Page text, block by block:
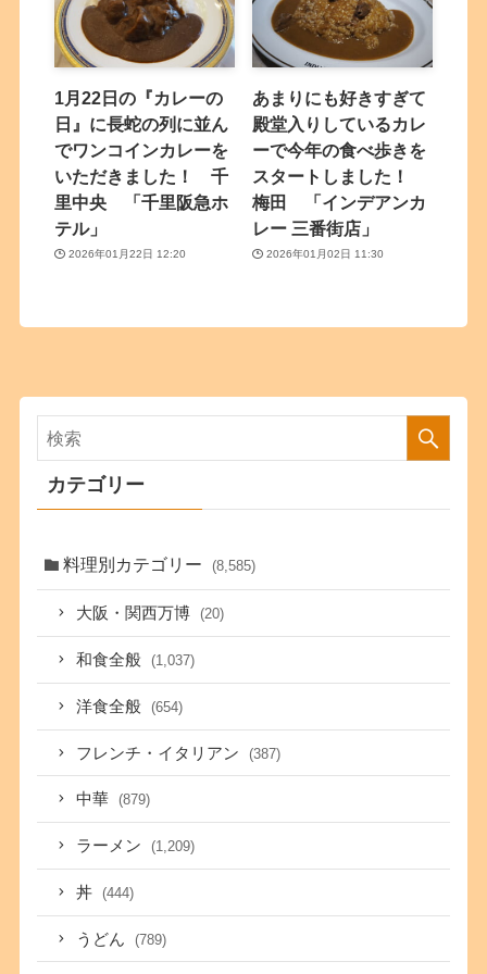
1月22日の『カレーの
日』に長蛇の列に並ん
でワンコインカレーを
いただきました！ 千
里中央 「千里阪急ホ
テル」
2026年01月22日 12:20
あまりにも好きすぎて
殿堂入りしているカレ
ーで今年の食べ歩きを
スタートしました！
梅田 「インデアンカ
レー 三番街店」
2026年01月02日 11:30
カテゴリー
料理別カテゴリー (8,585)
大阪・関西万博 (20)
和食全般 (1,037)
洋食全般 (654)
フレンチ・イタリアン (387)
中華 (879)
ラーメン (1,209)
丼 (444)
うどん (789)